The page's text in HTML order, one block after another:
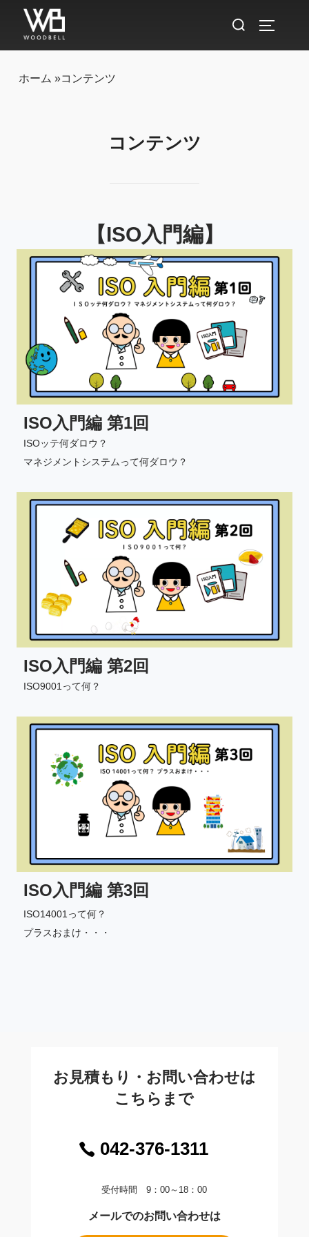
検
サイドバ
ホーム »コンテンツ
コンテンツ
【ISO入門編】
ISO入門編 第1回
ISOッテ何ダロウ？
マネジメントシステムって何ダロウ？
ISO入門編 第2回
ISO9001って何？
ISO入門編 第3回
ISO14001って何？
プラスおまけ・・・
お見積もり・お問い合わせは
こちらまで
042-376-1311
受付時間 9：00～18：00
メールでのお問い合わせは